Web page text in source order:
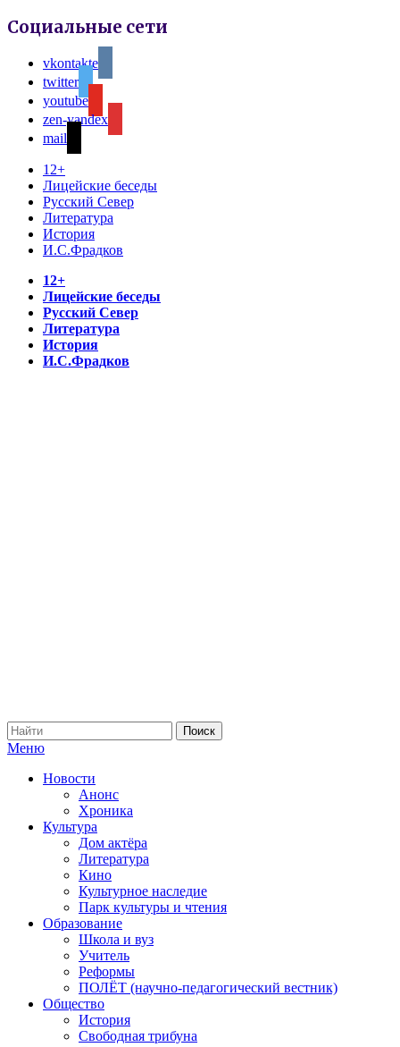
Социальные сети
vkontakte
twitter
youtube
zen-yandex
mail
12+
Лицейские беседы
Русский Север
Литература
История
И.С.Фрадков
12+
Лицейские беседы
Русский Север
Литература
История
И.С.Фрадков
Меню
Новости
Анонс
Хроника
Культура
Дом актёра
Литература
Кино
Культурное наследие
Парк культуры и чтения
Образование
Школа и вуз
Учитель
Реформы
ПОЛЁТ (научно-педагогический вестник)
Общество
История
Свободная трибуна